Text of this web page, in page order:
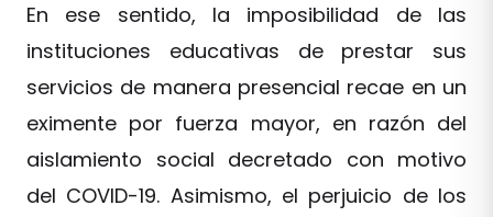
En ese sentido, la imposibilidad de las
instituciones educativas de prestar sus
servicios de manera presencial recae en un
eximente por fuerza mayor, en razón del
aislamiento social decretado con motivo
del COVID-19. Asimismo, el perjuicio de los